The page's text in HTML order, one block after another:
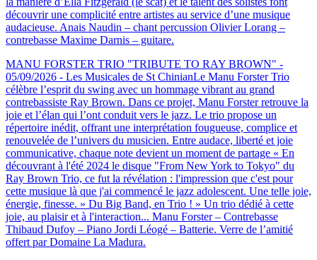
découvrir une complicité entre artistes au service d’une musique
audacieuse. Anais Naudin – chant percussion Olivier Lorang –
contrebasse Maxime Darnis – guitare.
MANU FORSTER TRIO "TRIBUTE TO RAY BROWN" -
05/09/2026 - Les Musicales de St ChinianLe Manu Forster Trio
célèbre l’esprit du swing avec un hommage vibrant au grand
contrebassiste Ray Brown. Dans ce projet, Manu Forster retrouve la
joie et l’élan qui l’ont conduit vers le jazz. Le trio propose un
répertoire inédit, offrant une interprétation fougueuse, complice et
renouvelée de l’univers du musicien. Entre audace, liberté et joie
communicative, chaque note devient un moment de partage « En
découvrant à l'été 2024 le disque "From New York to Tokyo" du
Ray Brown Trio, ce fut la révélation : l'impression que c'est pour
cette musique là que j'ai commencé le jazz adolescent. Une telle joie,
énergie, finesse. » Du Big Band, en Trio ! » Un trio dédié à cette
joie, au plaisir et à l'interaction... Manu Forster – Contrebasse
Thibaud Dufoy – Piano Jordi Léogé – Batterie. Verre de l’amitié
offert par Domaine La Madura.